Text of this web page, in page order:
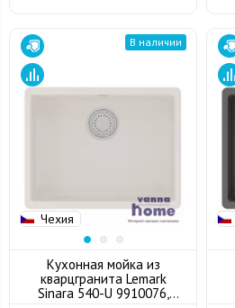
Чехия
В наличии
Кухонная мойка из
кварцгранита Lemark
Sinara 540-U 9910076,